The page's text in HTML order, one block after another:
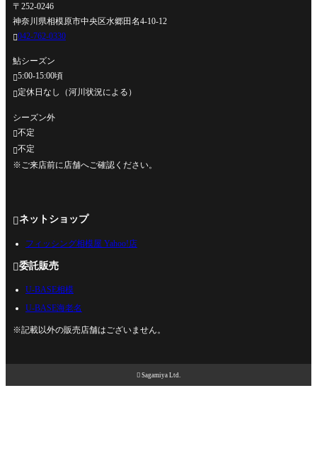
〒252-0246
神奈川県相模原市中央区水郷田名4-10-12
042-762-0330
鮎シーズン
5:00-15:00頃
定休日なし（河川状況による）
シーズン外
不定
不定
※ご来店前に店舗へご確認ください。
ネットショップ
フィッシング相模屋 Yahoo!店
委託販売
U-BASE相模
U-BASE海老名
※記載以外の販売店舗はございません。
 Sagamiya Ltd.